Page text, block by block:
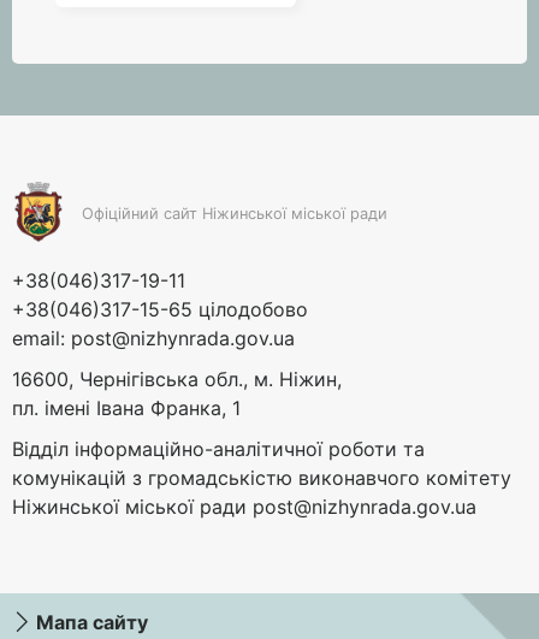
Офіційний сайт Ніжинської міської ради
+38(046)317-19-11
+38(046)317-15-65 цілодобово
email: post@nizhynrada.gov.ua
16600, Чернігівська обл., м. Ніжин,
пл. імені Івана Франка, 1
Відділ інформаційно-аналітичної роботи та
комунікацій з громадськістю виконавчого комітету
Ніжинської міської ради post@nizhynrada.gov.ua
Мапа сайту